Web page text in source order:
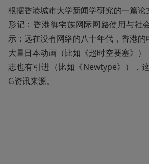
根据香港城市大学新闻学研究的一篇
形记：香港御宅族网际网路使用与社
示：远在没有网络的八十年代，香港的
大量日本动画（比如《超时空要塞》）
志也有引进（比如《Newtype》），
G资讯来源。